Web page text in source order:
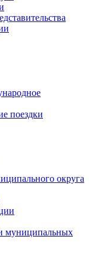
поездки
округа
муниципальных